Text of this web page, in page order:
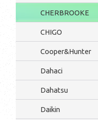
CHERBROOKE
CHIGO
Cooper&Hunter
Dahaci
Dahatsu
Daikin